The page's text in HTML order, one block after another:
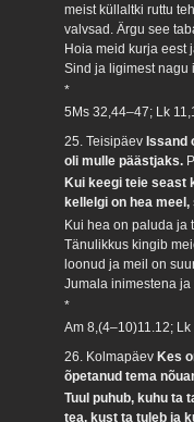
meist küllaltki ruttu
valvsad. Ärgu see
Hoia meid kurja eest
Sind ja ligimest nagu
*
5Ms 32,44–47; Lk
25. TeisipäevIssand
oli mulle päästjaks.
Kui keegi teie seast
kellelgi on hea
Kui hea on paluda ja
Tänulikkus kingib
loonud ja meil on
Jumala inimestena ja
*
Am 8,(4–10)11.12; Lk
26. KolmapäevKes
õpetanud tema
Tuul puhub, kuhu ta
tea, kust ta tuleb ja